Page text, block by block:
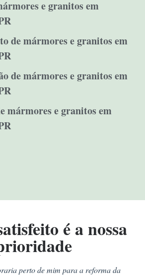
e granitos em
de mármores e granitos em
de mármores e granitos em
mármores e granitos em
é a nossa
perto de mim para a reforma da